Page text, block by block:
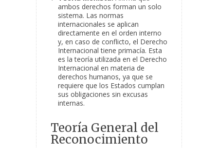
ambos derechos forman un solo
sistema. Las normas
internacionales se aplican
directamente en el orden interno
y, en caso de conflicto, el Derecho
Internacional tiene primacía. Esta
es la teoría utilizada en el Derecho
Internacional en materia de
derechos humanos, ya que se
requiere que los Estados cumplan
sus obligaciones sin excusas
internas.
Teoría General del
Reconocimiento